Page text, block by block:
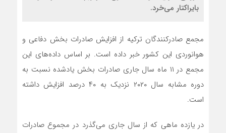
بایراکتار می‌خرد.
مجمع صادرکنندگان ترکیه از افزایش صادرات بخش دفاعی و
هوانوردی این کشور خبر داده است. بر اساس داده‌های این
مجمع در ۱۱ ماه سال جاری صادرات بخش یادشده نسبت به
دوره مشابه سال ۲۰۲۰ نزدیک به ۴۰ درصد افزایش داشته
است.
در یازده ماهی که از سال جاری می‌گذرد در مجموع صادرات